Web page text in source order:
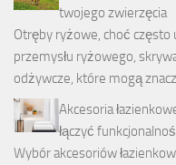
twojego zwierzęcia
Otręby ryżowe, choć
przemysłu ryżowego,
odżywcze, które mogą
Akcesoria
łączyć
Wybór akcesoriów